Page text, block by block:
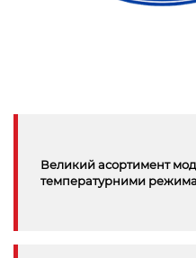
Великий асортимент
температурними